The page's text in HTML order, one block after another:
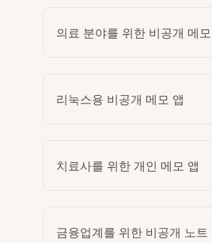
의료 분야를 위한 비공개 메
리눅스용 비공개 메모 앱
치료사를 위한 개인 메모 앱
금융업계를 위한 비공개 노트